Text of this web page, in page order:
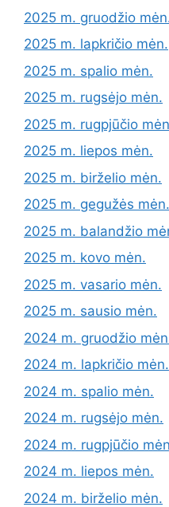
2025 m. gruodžio
2025 m. lapkričio mėn.
2025 m. spalio mėn.
2025 m. rugsėjo mėn.
2025 m. rugpjūčio
2025 m. liepos mėn.
2025 m. birželio mėn.
2025 m. gegužės mėn.
2025 m. balandžio
2025 m. kovo mėn.
2025 m. vasario mėn.
2025 m. sausio mėn.
2024 m. gruodžio
2024 m. lapkričio mėn.
2024 m. spalio mėn.
2024 m. rugsėjo mėn.
2024 m. rugpjūčio
2024 m. liepos mėn.
2024 m. birželio mėn.